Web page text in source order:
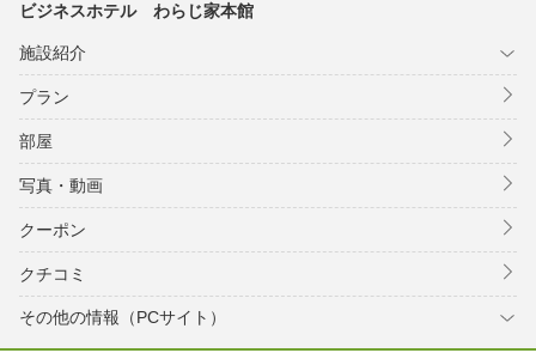
ビジネスホテル わらじ家本館
施設紹介
プラン
部屋
写真・動画
クーポン
クチコミ
その他の情報（PCサイト）